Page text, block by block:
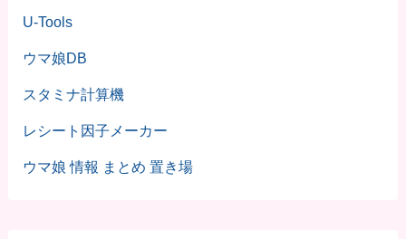
U-Tools
ウマ娘DB
スタミナ計算機
レシート因子メーカー
ウマ娘 情報 まとめ 置き場